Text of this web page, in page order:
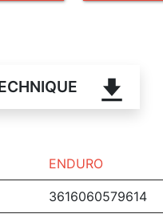
ENDURO
3616060579614